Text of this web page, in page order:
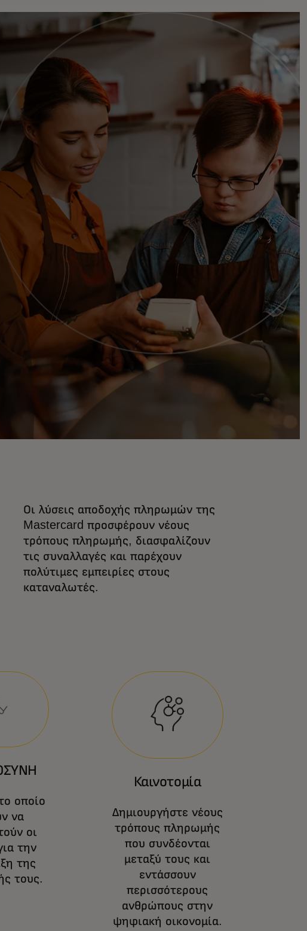
Οι λύσεις αποδοχής πληρωμών της
Mastercard προσφέρουν νέους
τρόπους πληρωμής, διασφαλίζουν
τις συναλλαγές και παρέχουν
πολύτιμες εμπειρίες στους
καταναλωτές.
οποίο
να
οι
την
της
τους.
Καινοτομία
Δημιουργήστε νέους
τρόπους πληρωμής
που συνδέονται
μεταξύ τους και
εντάσσουν
περισσότερους
ανθρώπους στην
ψηφιακή οικονομία.